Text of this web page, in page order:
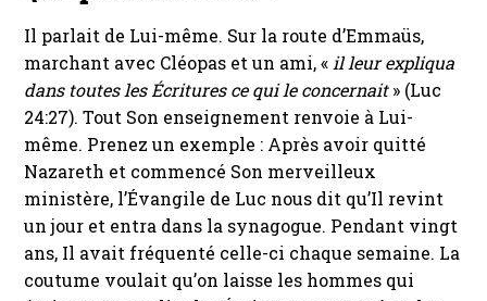
Il parlait de Lui-même. Sur la route d’Emmaüs,
marchant avec Cléopas et un ami, « il leur expliqua
dans toutes les Écritures ce qui le concernait» (Luc
24:27). Tout Son enseignement renvoie à Lui-
même. Prenez un exemple : Après avoir quitté
Nazareth et commencé Son merveilleux
ministère, l’Évangile de Luc nous dit qu’Il revint
un jour et entra dans la synagogue. Pendant vingt
ans, Il avait fréquenté celle-ci chaque semaine. La
coutume voulait qu’on laisse les hommes qui